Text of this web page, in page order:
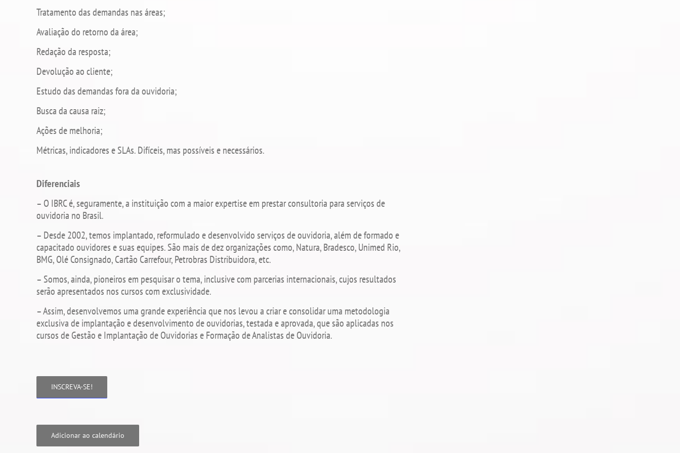
Tratamento das demandas nas áreas;
Avaliação do retorno da área;
Redação da resposta;
Devolução ao cliente;
Estudo das demandas fora da ouvidoria;
Busca da causa raiz;
Ações de melhoria;
Métricas, indicadores e SLAs. Difíceis, mas possíveis e necessários.
Diferenciais
– O IBRC é, seguramente, a instituição com a maior expertise em prestar consultoria para serviços de
ouvidoria no Brasil.
– Desde 2002, temos implantado, reformulado e desenvolvido serviços de ouvidoria, além de formado e
capacitado ouvidores e suas equipes. São mais de dez organizações como, Natura, Bradesco, Unimed Rio,
BMG, Olé Consignado, Cartão Carrefour, Petrobras Distribuidora, etc.
– Somos, ainda, pioneiros em pesquisar o tema, inclusive com parcerias internacionais, cujos resultados
serão apresentados nos cursos com exclusividade.
– Assim, desenvolvemos uma grande experiência que nos levou a criar e consolidar uma metodologia
exclusiva de implantação e desenvolvimento de ouvidorias, testada e aprovada, que são aplicadas nos
cursos de Gestão e Implantação de Ouvidorias e Formação de Analistas de Ouvidoria.
INSCREVA-SE!
Adicionar ao calendário